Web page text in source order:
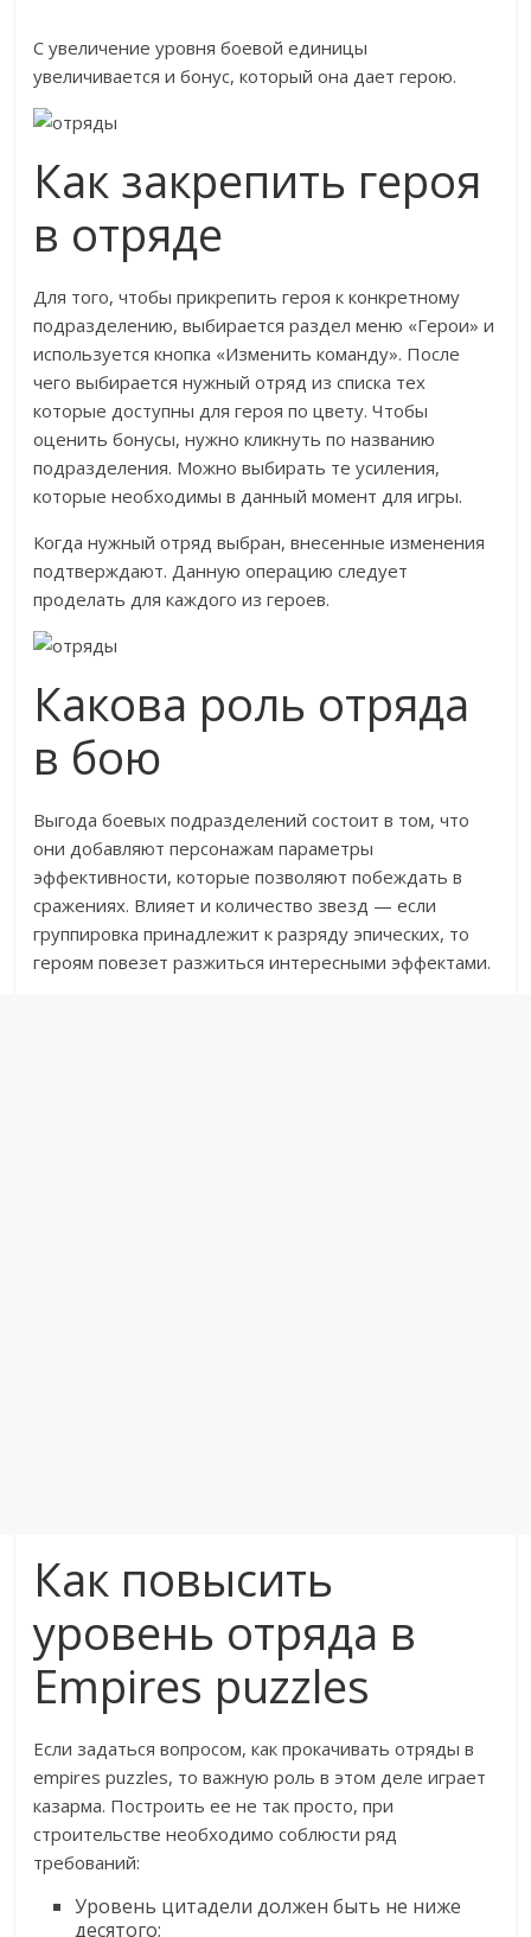
С увеличение уровня боевой единицы
увеличивается и бонус, который она дает герою.
Как закрепить героя
в отряде
Для того, чтобы прикрепить героя к конкретному
подразделению, выбирается раздел меню «Герои» и
используется кнопка «Изменить команду». После
чего выбирается нужный отряд из списка тех
которые доступны для героя по цвету. Чтобы
оценить бонусы, нужно кликнуть по названию
подразделения. Можно выбирать те усиления,
которые необходимы в данный момент для игры.
Когда нужный отряд выбран, внесенные изменения
подтверждают. Данную операцию следует
проделать для каждого из героев.
Какова роль отряда
в бою
Выгода боевых подразделений состоит в том, что
они добавляют персонажам параметры
эффективности, которые позволяют побеждать в
сражениях. Влияет и количество звезд — если
группировка принадлежит к разряду эпических, то
героям повезет разжиться интересными эффектами.
Как повысить
уровень отряда в
Еmpires puzzles
Если задаться вопросом, как прокачивать отряды в
empires puzzles, то важную роль в этом деле играет
казарма. Построить ее не так просто, при
строительстве необходимо соблюсти ряд
требований:
Уровень цитадели должен быть не ниже
десятого;